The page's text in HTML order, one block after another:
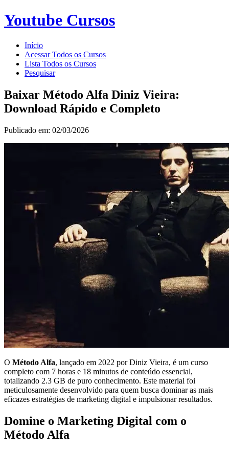
Youtube Cursos
Início
Acessar Todos os Cursos
Lista Todos os Cursos
Pesquisar
Baixar Método Alfa Diniz Vieira:
Download Rápido e Completo
Publicado em: 02/03/2026
O Método Alfa, lançado em 2022 por Diniz Vieira, é um curso
completo com 7 horas e 18 minutos de conteúdo essencial,
totalizando 2.3 GB de puro conhecimento. Este material foi
meticulosamente desenvolvido para quem busca dominar as mais
eficazes estratégias de marketing digital e impulsionar resultados.
Domine o Marketing Digital com o
Método Alfa